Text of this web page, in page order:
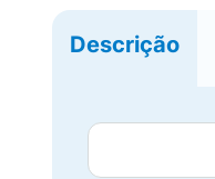
Descrição